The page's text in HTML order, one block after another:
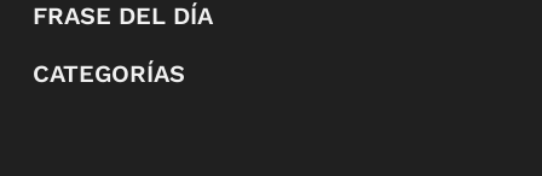
FRASE DEL DÍA
CATEGORÍAS